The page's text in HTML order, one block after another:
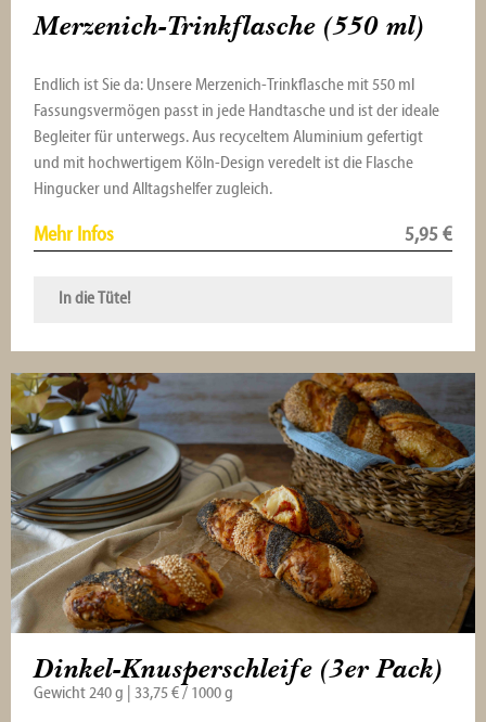
Merzenich-Trinkflasche (550 ml)
Endlich ist Sie da: Unsere Merzenich-Trinkflasche mit 550 ml
Fassungsvermögen passt in jede Handtasche und ist der ideale
Begleiter für unterwegs. Aus recyceltem Aluminium gefertigt
und mit hochwertigem Köln-Design veredelt ist die Flasche
Hingucker und Alltagshelfer zugleich.
Mehr Infos 5,95 €
In die Tüte!
Dinkel-Knusperschleife (3er Pack)
Gewicht 240 g | 33,75 € / 1000 g